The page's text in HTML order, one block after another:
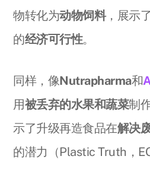
物转化为动物饲料，展示
的经济可行性。
同样，像Nutrapharma和
用被丢弃的水果和蔬菜制
示了升级再造食品在解决
的潜力（Plastic Truth，